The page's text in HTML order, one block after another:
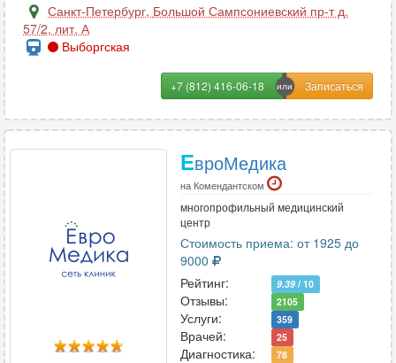
Х
Химиотерапия
Хирургия
6
Ц
Челюстно-лицевая хирургия
Санкт-Петербург, Большой Сампсониевский пр-т д.
57/2, лит. А
Выборгская
+7 (812) 416-06-18
ЕвроМедика
на Комендантском
многопрофильный медицинский
центр
Стоимость приема: от 1925 до
9000
Рейтинг:
9.39 / 10
Отзывы: 2105
Услуги: 359
Врачей: 25
Диагностика: 78